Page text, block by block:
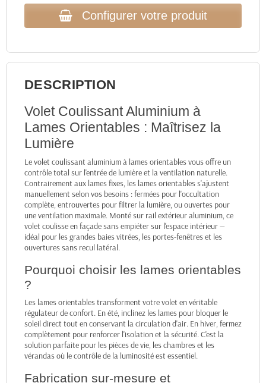
Configurer votre produit
DESCRIPTION
Volet Coulissant Aluminium à
Lames Orientables : Maîtrisez la
Lumière
Le volet coulissant aluminium à lames orientables vous offre un
contrôle total sur l'entrée de lumière et la ventilation naturelle.
Contrairement aux lames fixes, les lames orientables s'ajustent
manuellement selon vos besoins : fermées pour l'occultation
complète, entrouvertes pour filtrer la lumière, ou ouvertes pour
une ventilation maximale. Monté sur rail extérieur aluminium, ce
volet coulisse en façade sans empiéter sur l'espace intérieur —
idéal pour les grandes baies vitrées, les portes-fenêtres et les
ouvertures sans recul latéral.
Pourquoi choisir les lames orientables
?
Les lames orientables transforment votre volet en véritable
régulateur de confort. En été, inclinez les lames pour bloquer le
soleil direct tout en conservant la circulation d'air. En hiver, fermez
complètement pour renforcer l'isolation et la sécurité. C'est la
solution parfaite pour les pièces de vie, les chambres et les
vérandas où le contrôle de la luminosité est essentiel.
Fabrication sur-mesure et